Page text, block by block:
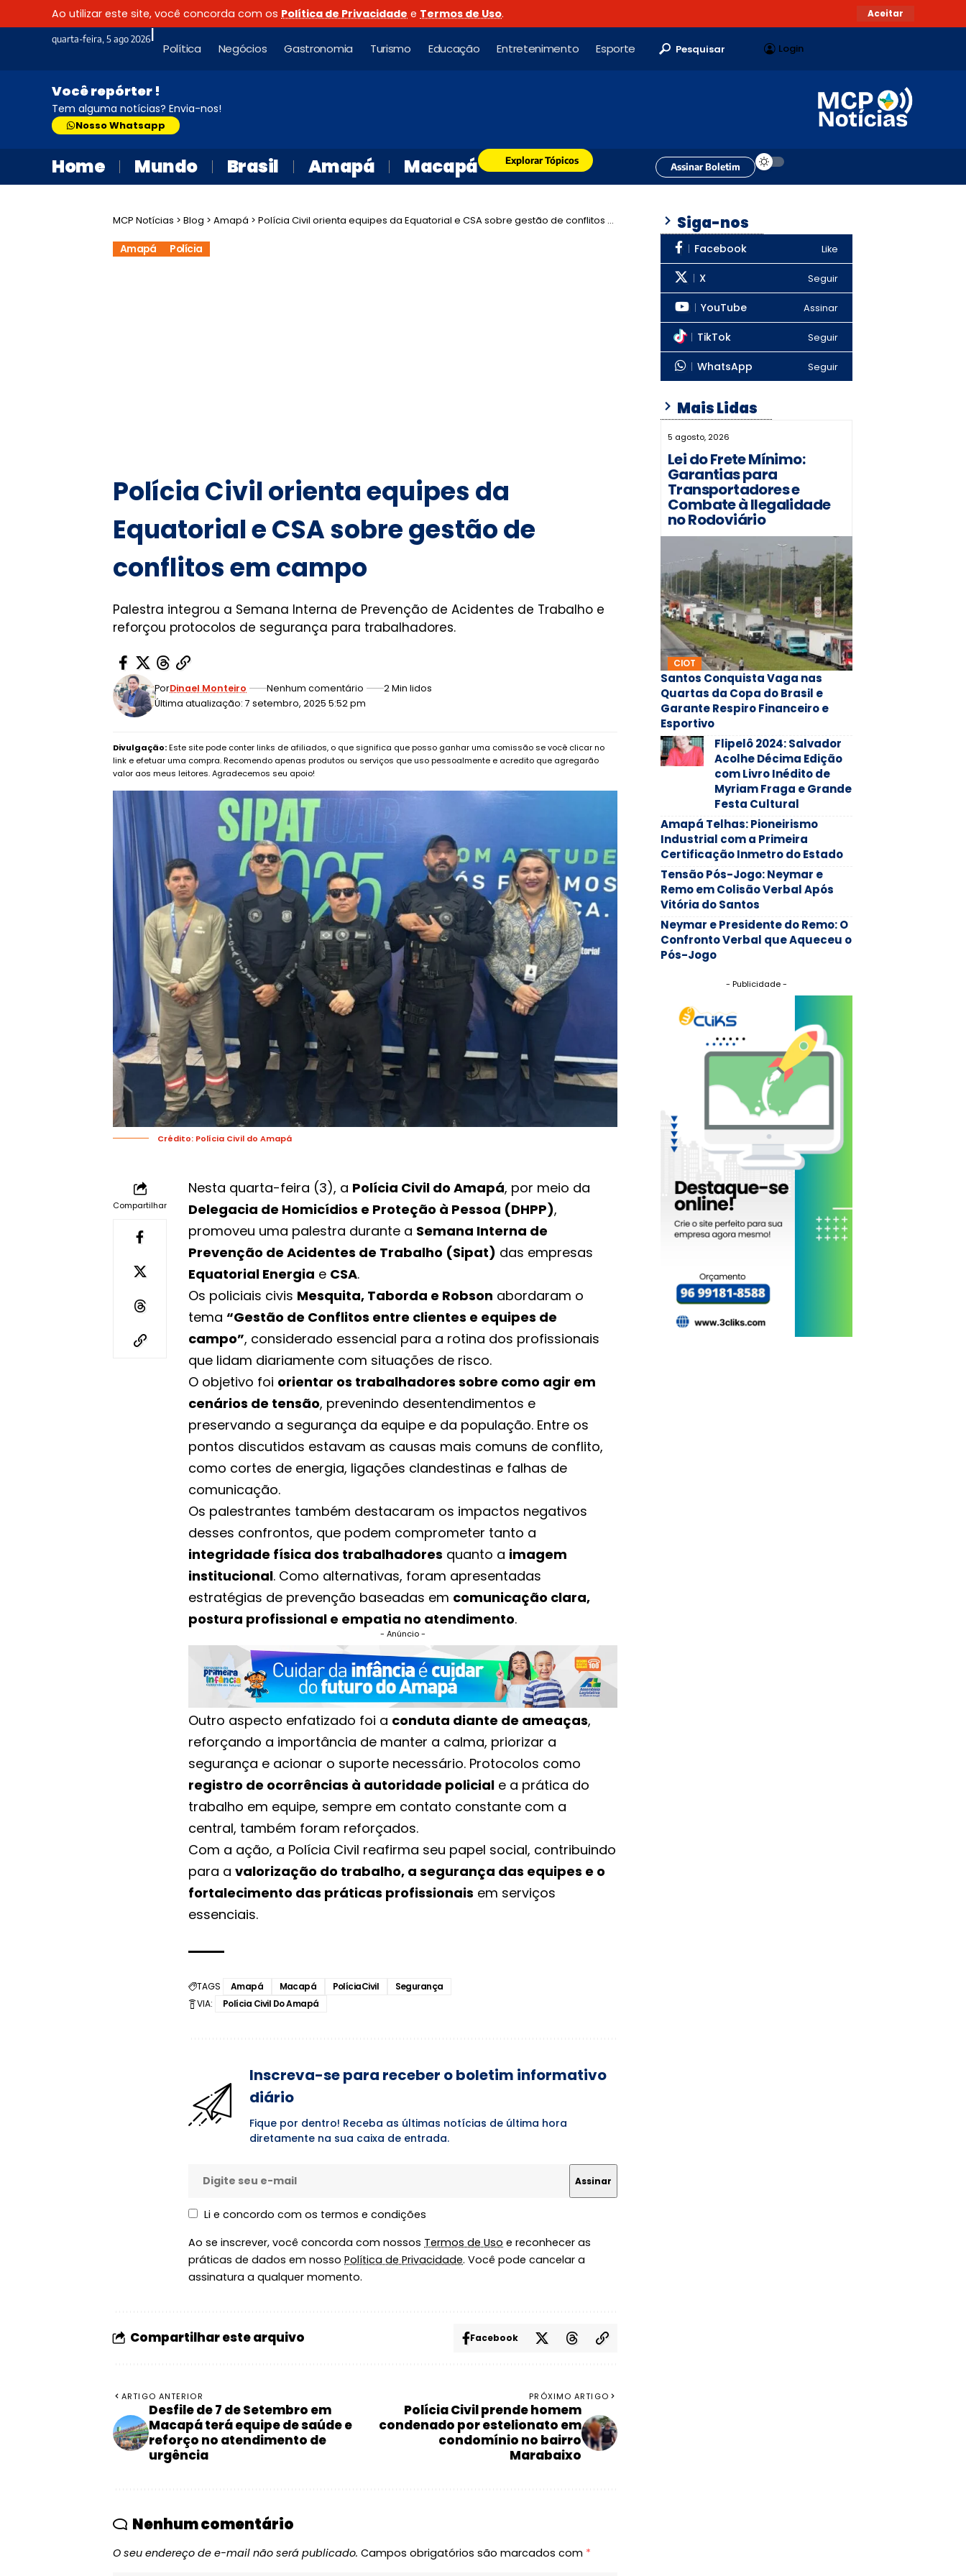
Ao utilizar este site, você concorda com os Política de Privacidade e Termos de Uso. Aceitar
quarta-feira, 5 ago 2026|
Política Negócios Gastronomia Turismo Educação Entretenimento Esporte Pesquisar Login
Você repórter !
Tem alguma notícias? Envia-nos!
Nosso Whatsapp
Home Mundo Brasil Amapá Macapá Explorar Tópicos
Assinar Boletim
MCP Notícias > Blog > Amapá > Polícia Civil orienta equipes da Equatorial e CSA sobre gestão de conflitos em campo
Amapá Polícia
Polícia Civil orienta equipes da
Equatorial e CSA sobre gestão de
conflitos em campo
Palestra integrou a Semana Interna de Prevenção de Acidentes de Trabalho e
reforçou protocolos de segurança para trabalhadores.
Última atualização: 7 setembro, 2025 5:52 pm
PorDinael Monteiro Nenhum comentário 2 Min lidos
Divulgação:Este site pode conter links de afiliados, o que significa que posso ganhar uma comissão se você clicar no
link e efetuar uma compra. Recomendo apenas produtos ou serviços que uso pessoalmente e acredito que agregarão
valor aos meus leitores. Agradecemos seu apoio!
Crédito: Polícia Civil do Amapá
Compartilhar
Nesta quarta-feira (3), a Polícia Civil do Amapá, por meio da
Delegacia de Homicídios e Proteção à Pessoa (DHPP),
promoveu uma palestra durante a Semana Interna de
Prevenção de Acidentes de Trabalho (Sipat) das empresas
Equatorial Energia e CSA.
Os policiais civis Mesquita, Taborda e Robson abordaram o
tema “Gestão de Conflitos entre clientes e equipes de
campo”, considerado essencial para a rotina dos profissionais
que lidam diariamente com situações de risco.
O objetivo foi orientar os trabalhadores sobre como agir em
cenários de tensão, prevenindo desentendimentos e
preservando a segurança da equipe e da população. Entre os
pontos discutidos estavam as causas mais comuns de conflito,
como cortes de energia, ligações clandestinas e falhas de
comunicação.
Os palestrantes também destacaram os impactos negativos
desses confrontos, que podem comprometer tanto a
integridade física dos trabalhadores quanto a imagem
institucional. Como alternativas, foram apresentadas
estratégias de prevenção baseadas em comunicação clara,
postura profissional e empatia no atendimento.
- Anúncio -
Outro aspecto enfatizado foi a conduta diante de ameaças,
reforçando a importância de manter a calma, priorizar a
segurança e acionar o suporte necessário. Protocolos como
registro de ocorrências à autoridade policial e a prática do
trabalho em equipe, sempre em contato constante com a
central, também foram reforçados.
Com a ação, a Polícia Civil reafirma seu papel social, contribuindo
para a valorização do trabalho, a segurança das equipes e o
fortalecimento das práticas profissionais em serviços
essenciais.
TAGS Amapá Macapá PolíciaCivil
Segurança
VIA:
Polícia Civil Do Amapá
Inscreva-se para receber o boletim informativo
diário
Fique por dentro! Receba as últimas notícias de última hora
diretamente na sua caixa de entrada.
Li e concordo com os termos e condições
Ao se inscrever, você concorda com nossos Termos de Uso e reconhecer as
práticas de dados em nosso Política de Privacidade. Você pode cancelar a
assinatura a qualquer momento.
Compartilhar este arquivo Facebook
ARTIGO ANTERIOR
Desfile de 7 de Setembro em
Macapá terá equipe de saúde e
reforço no atendimento de
urgência
PRÓXIMO ARTIGO
Polícia Civil prende homem
condenado por estelionato em
condomínio no bairro
Marabaixo
Nenhum comentário
O seu endereço de e-mail não será publicado. Campos obrigatórios são marcados com *
Siga-nos
Facebook Like
X Seguir
YouTube Assinar
TikTok Seguir
WhatsApp Seguir
Mais Lidas
5 agosto, 2026
Lei do Frete Mínimo:
Garantias para
Transportadores e
Combate à Ilegalidade
no Rodoviário
CIOT
Santos Conquista Vaga nas
Quartas da Copa do Brasil e
Garante Respiro Financeiro e
Esportivo
Flipelô 2024: Salvador
Acolhe Décima Edição
com Livro Inédito de
Myriam Fraga e Grande
Festa Cultural
Amapá Telhas: Pioneirismo
Industrial com a Primeira
Certificação Inmetro do Estado
Tensão Pós-Jogo: Neymar e
Remo em Colisão Verbal Após
Vitória do Santos
Neymar e Presidente do Remo: O
Confronto Verbal que Aqueceu o
Pós-Jogo
- Publicidade -